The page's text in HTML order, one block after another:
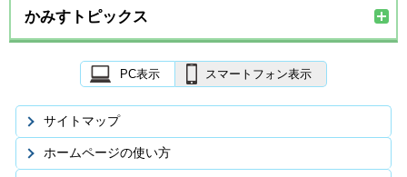
かみすトピックス
PC表示 スマートフォン表示
サイトマップ
ホームページの使い方